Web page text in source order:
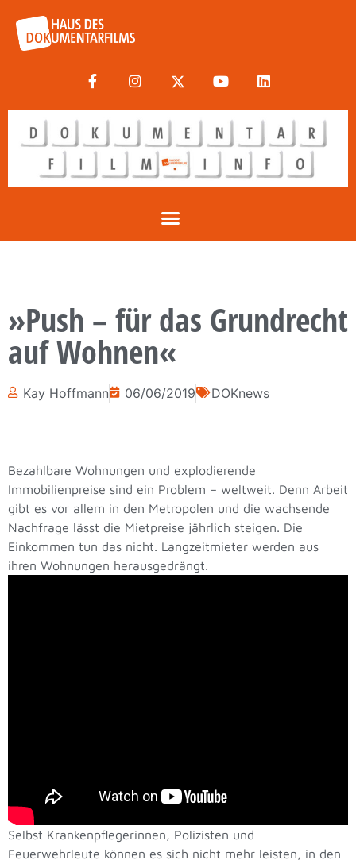
»Push – für das Grundrecht
auf Wohnen«
Kay Hoffmann 06/06/2019 DOKnews
Bezahlbare Wohnungen und explodierende
Immobilienpreise sind ein Problem – weltweit. Denn Arbeit
gibt es vor allem in den Metropolen und die wachsende
Nachfrage lässt die Mietpreise jährlich steigen. Die
Einkommen tun das nicht. Langzeitmieter werden aus
ihren Wohnungen herausgedrängt.
Selbst Krankenpflegerinnen, Polizisten und
Feuerwehrleute können es sich nicht mehr leisten, in den